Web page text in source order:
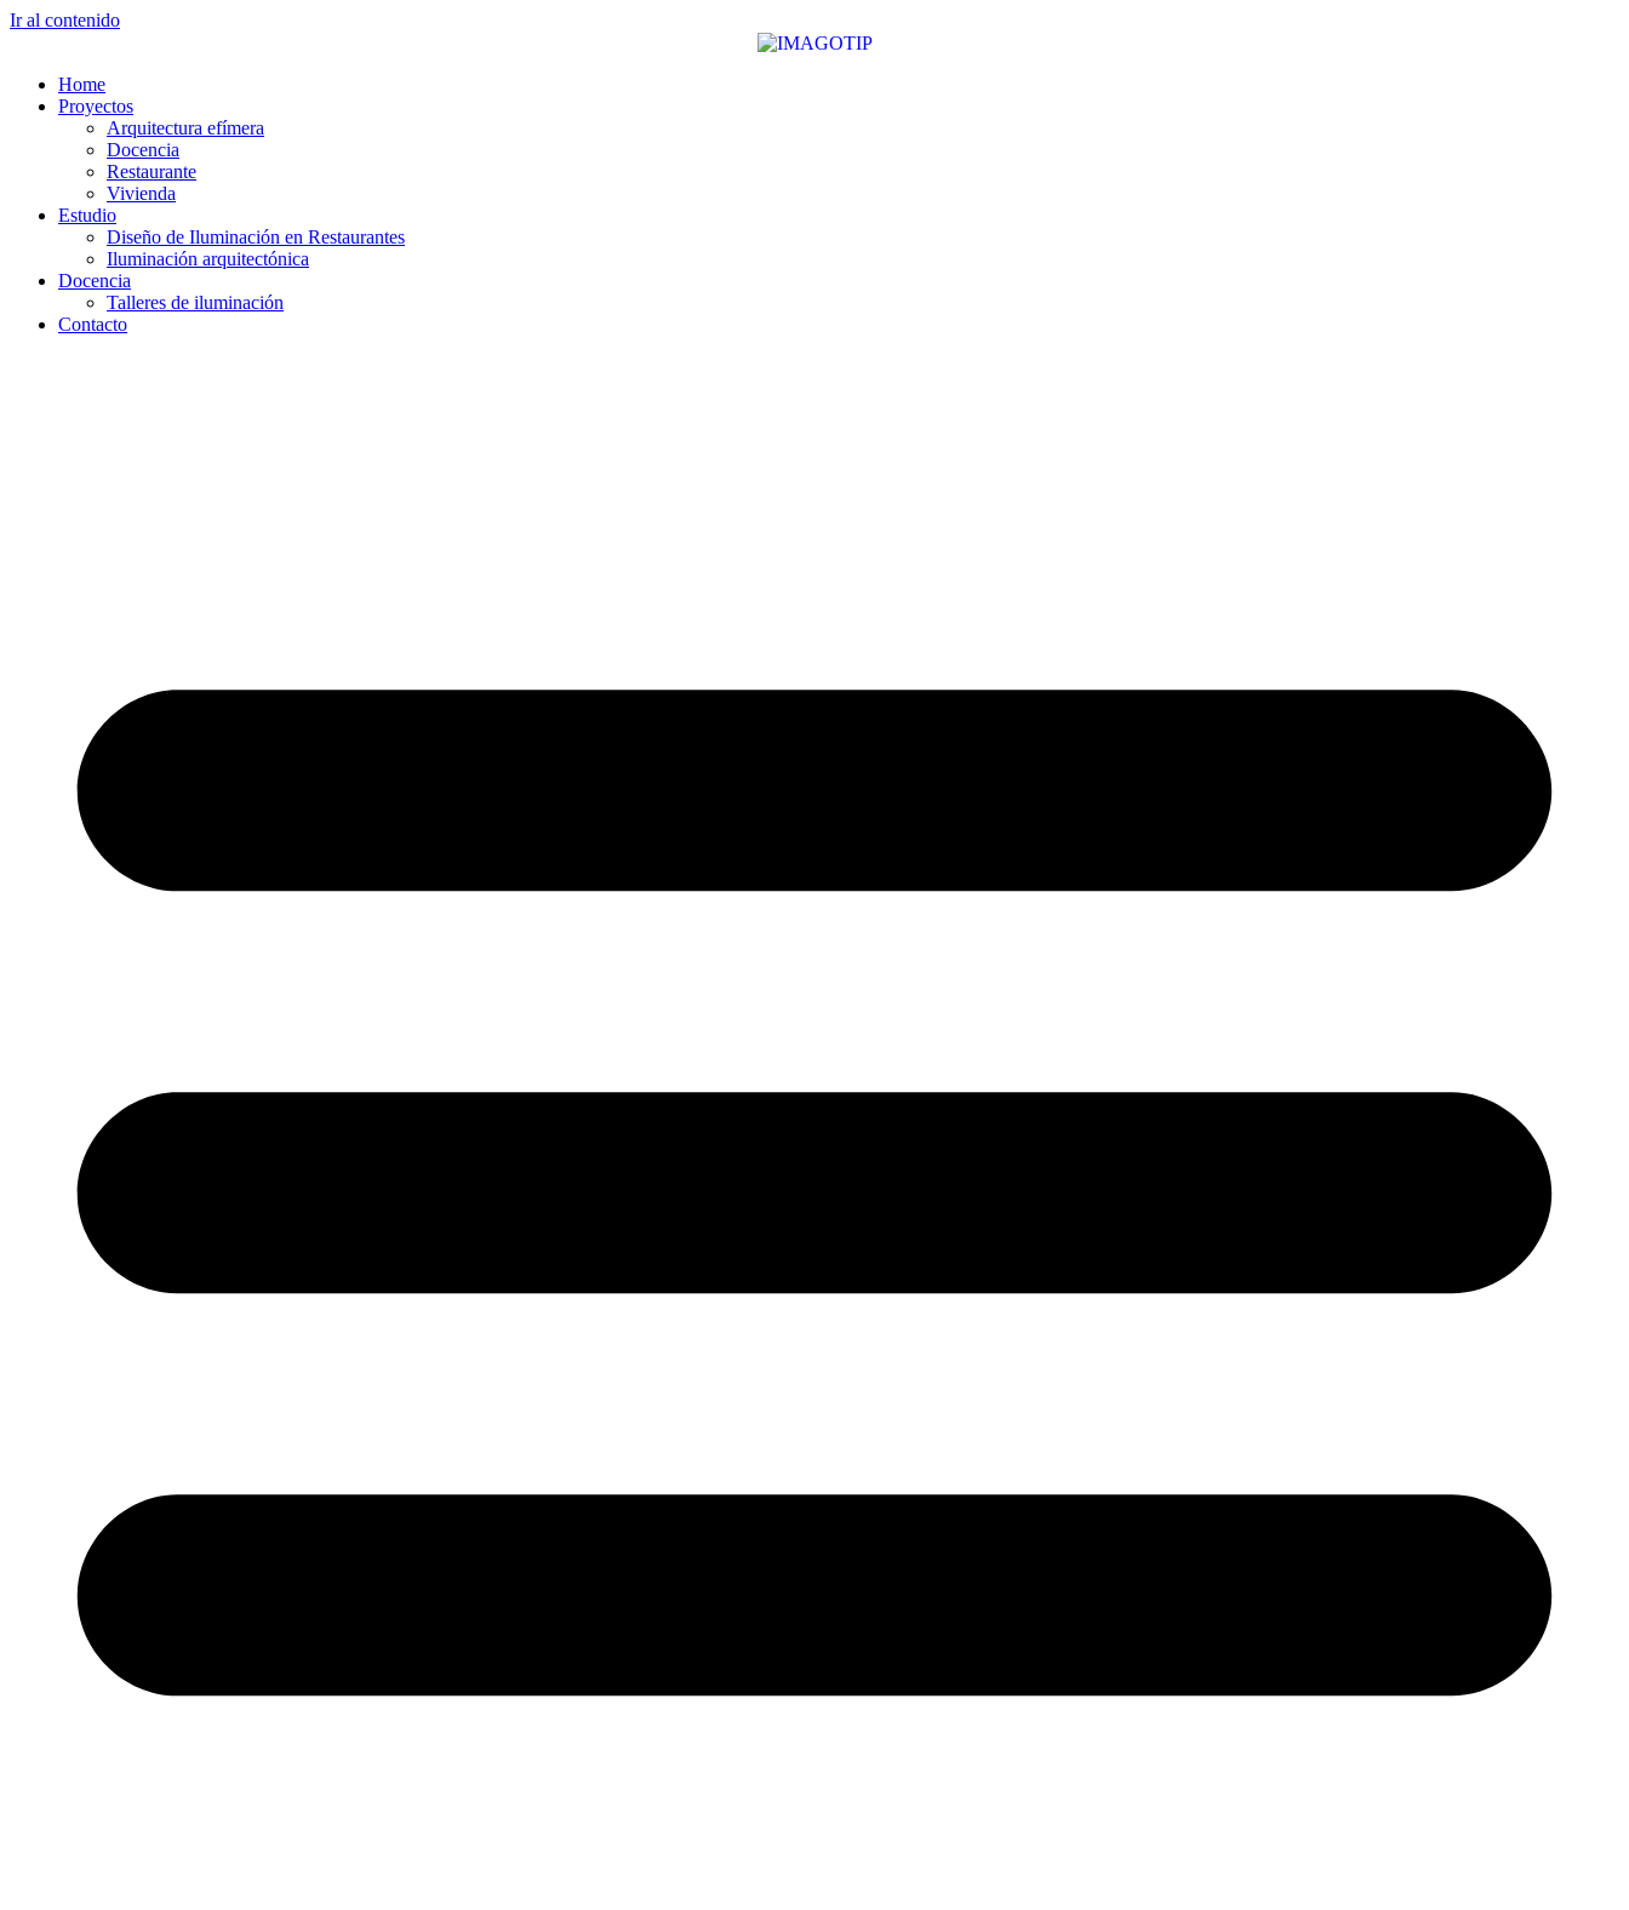
Ir al contenido
Home
Proyectos
Arquitectura efímera
Docencia
Restaurante
Vivienda
Estudio
Diseño de Iluminación en Restaurantes
Iluminación arquitectónica
Docencia
Talleres de iluminación
Contacto